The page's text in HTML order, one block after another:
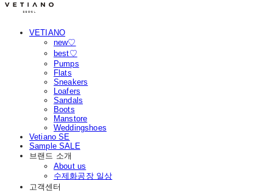
VETIANO
new♡
best♡
Pumps
Flats
Sneakers
Loafers
Sandals
Boots
Manstore
Weddingshoes
Vetiano SE
Sample SALE
브랜드 소개
About us
수제화공장 일상
고객센터